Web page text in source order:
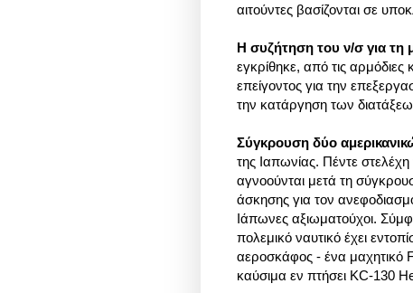
αιτούντες βασίζονται σε
Η συζήτηση του ν/σ για
εγκρίθηκε, από τις αρμόδιες
επείγοντος για την
την κατάργηση των
Σύγκρουση δύο
της Ιαπωνίας. Πέντε
αγνοούνται μετά τη
άσκησης για τον
Ιάπωνες αξιωματούχοι.
πολεμικό ναυτικό έχει
αεροσκάφος - ένα μαχητικό
καύσιμα εν πτήσει KC-130